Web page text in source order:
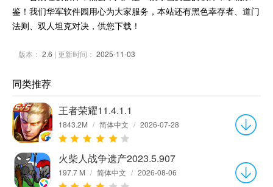
鉴！我们华军软件园用心为大家服务，本站还有黑色幸存者、道门
法则、双人坦克对决，供您下载！
版本： 2.6 | 更新时间： 2025-11-03
同类推荐
王者荣耀11.4.1.1
1843.2M / 简体中文 / 2026-07-28
火柴人战争遗产2023.5.907
197.7 M / 简体中文 / 2026-08-06